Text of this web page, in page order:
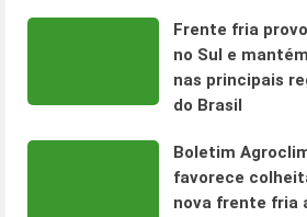
Frente fria
no Sul e
nas principais
do Brasil
Boletim
favorece
nova frente fria